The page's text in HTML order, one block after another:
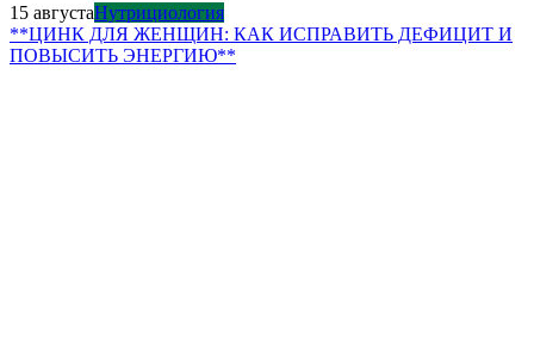
15 августаНутрициология
**ЦИНК ДЛЯ ЖЕНЩИН: КАК ИСПРАВИТЬ ДЕФИЦИТ И
ПОВЫСИТЬ ЭНЕРГИЮ**